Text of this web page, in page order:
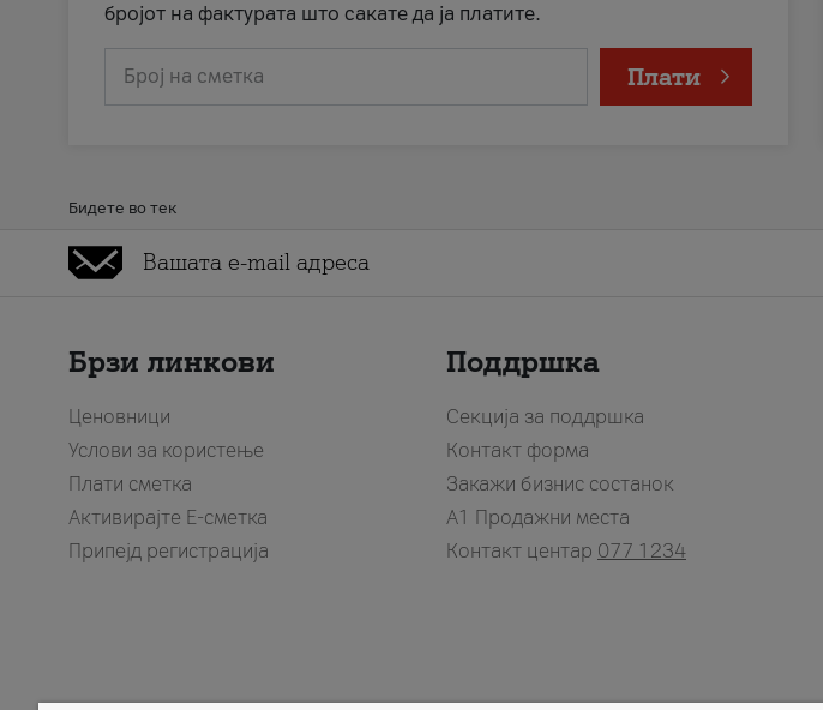
бројот на фактурата што сакате да ја платите.
Број на сметка Плати
Бидете во тек
Брзи линкови
Ценовници
Услови за користење
Плати сметка
Активирајте Е-сметка
Припејд регистрација
Поддршка
Секција за поддршка
Контакт форма
Закажи бизнис состанок
A1 Продажни места
Контакт центар 077 1234